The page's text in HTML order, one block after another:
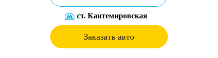
ст. Кантемировская
Заказать авто